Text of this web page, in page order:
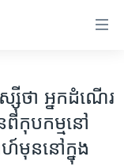
ស៊ី​​ថា ​អ្នក​ដំណើរ​
ពី​កុបកម្ម​​នៅ
ហ៍​​​​មុននៅ​ក្នុង​​